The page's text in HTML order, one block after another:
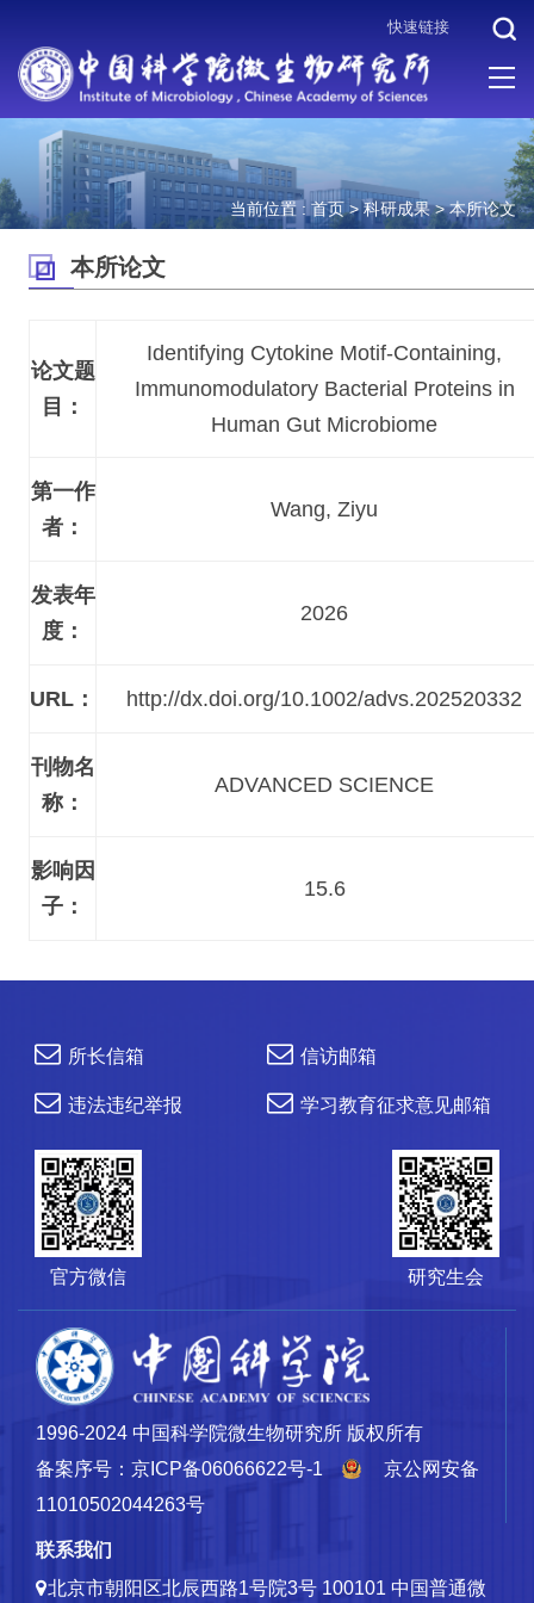
快速链接
当前位置 : 首页>科研成果>本所论文
本所论文
论文题
目：
Identifying Cytokine Motif-Containing,
Immunomodulatory Bacterial Proteins in
Human Gut Microbiome
第一作
者：
Wang, Ziyu
发表年
度：
2026
URL： http://dx.doi.org/10.1002/advs.202520332
刊物名
称：
ADVANCED SCIENCE
影响因
子：
15.6
所长信箱 信访邮箱
违法违纪举报 学习教育征求意见邮箱
官方微信 研究生会
1996-2024 中国科学院微生物研究所 版权所有
备案序号：京ICP备06066622号-1
京公网安备
11010502044263号
联系我们
北京市朝阳区北辰西路1号院3号 100101 中国普通微